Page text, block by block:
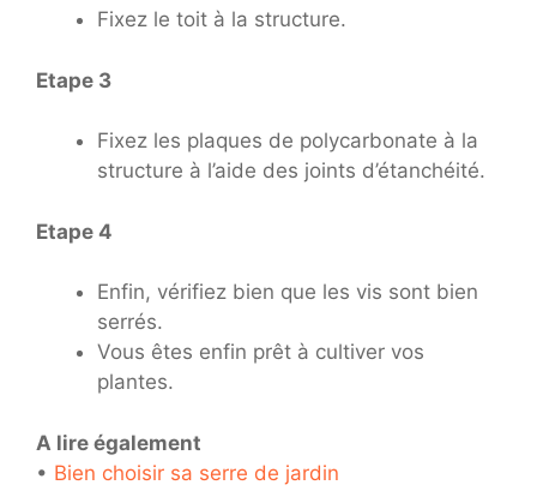
Fixez le toit à la structure.
Etape 3
Fixez les plaques de polycarbonate à la
structure à l’aide des joints d’étanchéité.
Etape 4
Enfin, vérifiez bien que les vis sont bien
serrés.
Vous êtes enfin prêt à cultiver vos
plantes.
A lire également
• Bien choisir sa serre de jardin